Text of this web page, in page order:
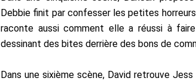
Debbie finit par confesser les petites
raconte aussi comment elle a réussi à
dessinant des bites derrière des bons de
Dans une sixième scène, David retrouve